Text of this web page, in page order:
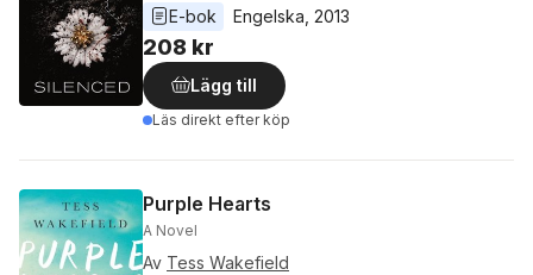
E-bok
Engelska 2013
208 kr
Lägg till
Läs direkt efter köp
Purple Hearts
A Novel
Av Tess Wakefield